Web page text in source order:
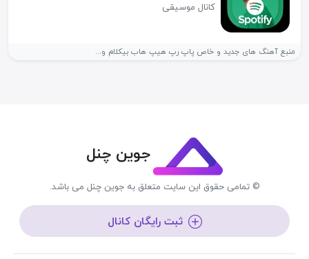
کانال موسیقی
منبع آهنگ های جدید و خاص پاپ رپ هیپ هاب بیکلام و...
جوین چنل
© تمامی حقوق این سایت متعلق به جوین چنل می باشد.
ثبت رایگان کانال